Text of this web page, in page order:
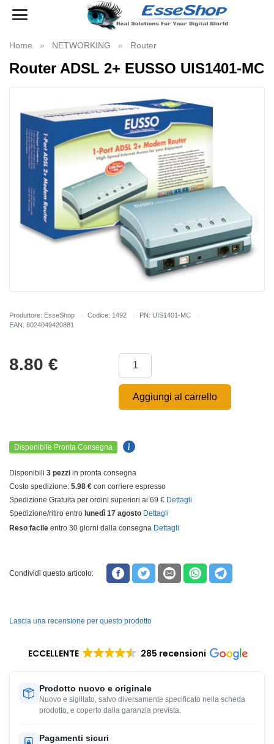
Toggle
Home NETWORKING Router
Router ADSL 2+ EUSSO UIS1401-MC
Produttore: EsseShop Codice: 1492
PN: UIS1401-MC
EAN: 8024049420881
8.80 €
Aggiungi al carrello
Disponibile Pronta Consegna
Disponibili 3 pezzi in pronta consegna
Costo spedizione: 5.98 € con corriere espresso
Spedizione Gratuita per ordini superiori ai 69 € Dettagli
Spedizione/ritiro entro lunedì 17 agosto Dettagli
Reso facile entro 30 giorni dalla consegna Dettagli
Condividi questo articolo:
Lascia una recensione per questo prodotto
ECCELLENTE 285 recensioni
Prodotto nuovo e originale
Nuovo e sigillato, salvo diversamente specificato nella scheda
prodotto, e coperto dalla garanzia prevista.
Pagamenti sicuri